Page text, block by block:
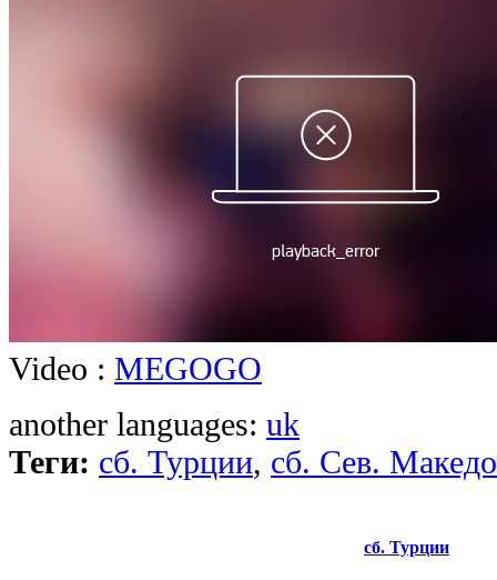
Video : MEGOGO
another languages: uk
Теги: сб. Турции, сб. Сев.
сб. Турции